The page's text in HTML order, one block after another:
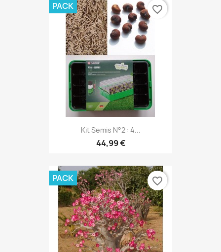
Kit Semis N°2 : 4...
44,99 €
PACK favorite_border
PACK favorite_border